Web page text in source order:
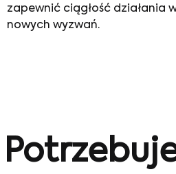
zapewnić ciągłość działania
nowych wyzwań.